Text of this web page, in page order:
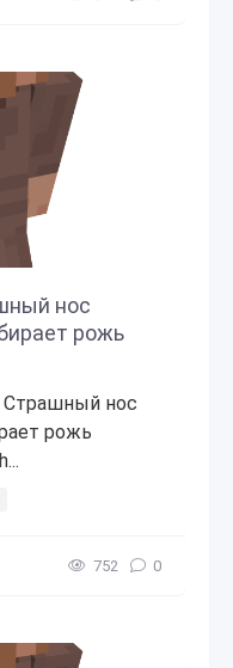
нос
рожь
Страшный нос
рожь
752 0